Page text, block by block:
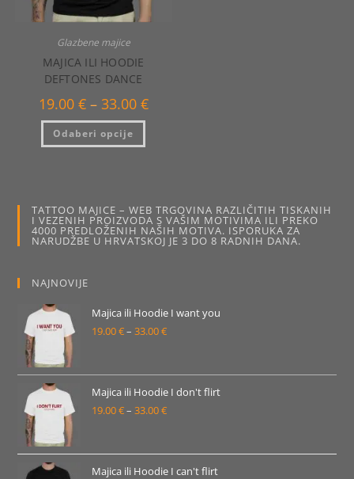
Glazbene majice
MAJICA ILI HOODIE
DEFTONES DANCE
19.00 € – 33.00 €Raspon
cijena:
Odaberi opcije
Ovaj
ima
odabrati
na
stranici
proizvoda
TATTOO MAJICE – WEB TRGOVINA RAZLIČITIH TISKANIH
I VEZENIH PROIZVODA S VAŠIM MOTIVIMA ILI PREKO
4000 PREDLOŽENIH NAŠIH MOTIVA. ISPORUKA ZA
NARUDŽBE U HRVATSKOJ JE 3 DO 8 RADNIH DANA.
NAJNOVIJE
Majica ili Hoodie I want you
19.00€– 33.00€Raspon
19.00 €
do
Majica ili Hoodie I don't flirt
19.00€– 33.00€Raspon
19.00 €
Majica ili Hoodie I can't flirt